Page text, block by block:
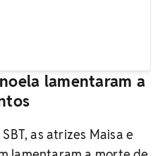
lamentaram a
as atrizes Maisa e